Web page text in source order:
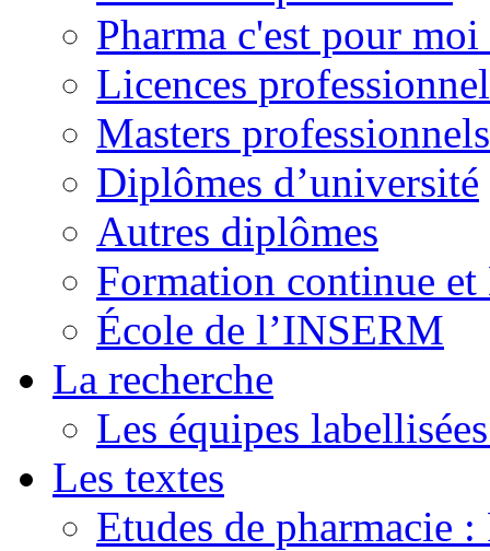
Pharma c'est pour
Licences
Masters
Diplômes d’université
Autres diplômes
Formation continue et
École de l’INSERM
La recherche
Les équipes
Les textes
Etudes de pharmacie :